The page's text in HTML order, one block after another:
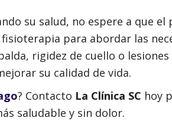
su salud, no espere a que el
para abordar las
rigidez de cuello o
su calidad de vida.
? Contacto La Clínica SC hoy
saludable y sin dolor.